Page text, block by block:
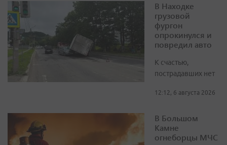
В Находке
грузовой
фургон
опрокинулся и
повредил авто
К счастью,
пострадавших нет
12:12, 6 августа 2026
В Большом
Камне
огнеборцы МЧС